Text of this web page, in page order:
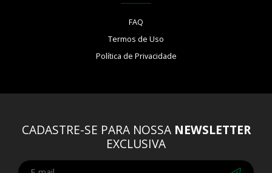
FAQ
Termos de Uso
Política de Privacidade
CADASTRE-SE PARA NOSSA NEWSLETTER
EXCLUSIVA